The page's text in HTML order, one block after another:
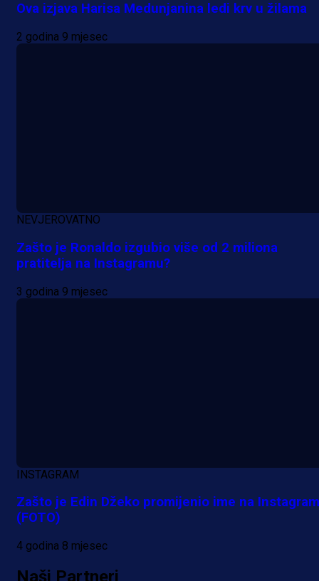
specijale i iskoristi jedinstvenu
ponudu
Ova izjava Harisa Medunjanina ledi krv u žilama
2 godina 9 mjesec
NEVJEROVATNO
Zašto je Ronaldo izgubio više od 2 miliona
pratitelja na Instagramu?
3 godina 9 mjesec
INSTAGRAM
Zašto je Edin Džeko promijenio ime na
(FOTO)
4 godina 8 mjesec
Naši Partneri